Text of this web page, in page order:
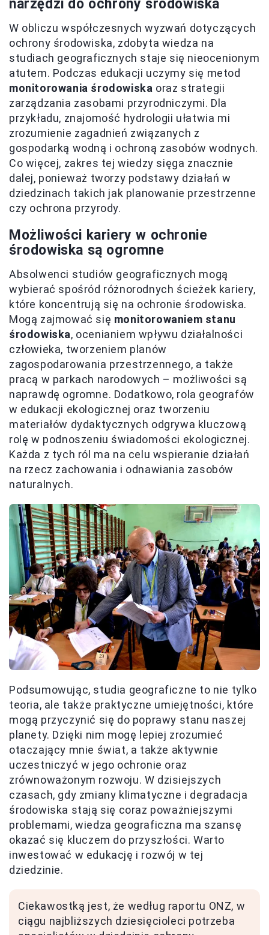
narzędzi do ochrony środowiska
W obliczu współczesnych wyzwań dotyczących
ochrony środowiska, zdobyta wiedza na
studiach geograficznych staje się nieocenionym
atutem. Podczas edukacji uczymy się metod
monitorowania środowiska oraz strategii
zarządzania zasobami przyrodniczymi. Dla
przykładu, znajomość hydrologii ułatwia mi
zrozumienie zagadnień związanych z
gospodarką wodną i ochroną zasobów wodnych.
Co więcej, zakres tej wiedzy sięga znacznie
dalej, ponieważ tworzy podstawy działań w
dziedzinach takich jak planowanie przestrzenne
czy ochrona przyrody.
Możliwości kariery w ochronie
środowiska są ogromne
Absolwenci studiów geograficznych mogą
wybierać spośród różnorodnych ścieżek kariery,
które koncentrują się na ochronie środowiska.
Mogą zajmować się monitorowaniem stanu
środowiska, ocenianiem wpływu działalności
człowieka, tworzeniem planów
zagospodarowania przestrzennego, a także
pracą w parkach narodowych – możliwości są
naprawdę ogromne. Dodatkowo, rola geografów
w edukacji ekologicznej oraz tworzeniu
materiałów dydaktycznych odgrywa kluczową
rolę w podnoszeniu świadomości ekologicznej.
Każda z tych ról ma na celu wspieranie działań
na rzecz zachowania i odnawiania zasobów
naturalnych.
Podsumowując, studia geograficzne to nie tylko
teoria, ale także praktyczne umiejętności, które
mogą przyczynić się do poprawy stanu naszej
planety. Dzięki nim mogę lepiej zrozumieć
otaczający mnie świat, a także aktywnie
uczestniczyć w jego ochronie oraz
zrównoważonym rozwoju. W dzisiejszych
czasach, gdy zmiany klimatyczne i degradacja
środowiska stają się coraz poważniejszymi
problemami, wiedza geograficzna ma szansę
okazać się kluczem do przyszłości. Warto
inwestować w edukację i rozwój w tej
dziedzinie.
Ciekawostką jest, że według raportu ONZ, w
ciągu najbliższych dziesięcioleci potrzeba